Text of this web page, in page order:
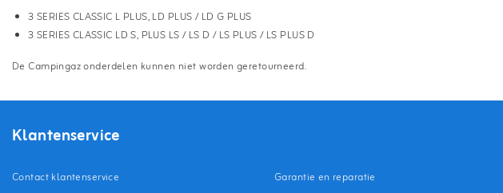
3 SERIES CLASSIC L PLUS,LD PLUS / LD G PLUS
3 SERIES CLASSIC LD S, PLUS LS / LS D / LS PLUS / LS PLUS D
De Campingaz onderdelen kunnen niet worden geretourneerd.
Klantenservice
Contact klantenservice
Garantie en reparatie